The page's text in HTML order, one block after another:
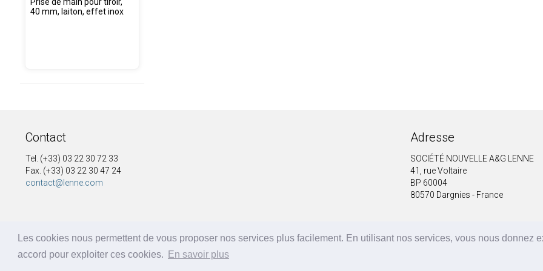
Les cookies nous permettent de vous proposer nos services plus facilement. En utilisant nos services, vous nous donnez
accord pour exploiter ces cookies.
En savoir plus
40 mm, laiton, effet inox
Contact
Tel. (+33) 03 22 30 72 33
Fax. (+33) 03 22 30 47 24
contact@lenne.com
Adresse
SOCIÉTÉ NOUVELLE A&G LENNE
41, rue Voltaire
BP 60004
80570 Dargnies - France